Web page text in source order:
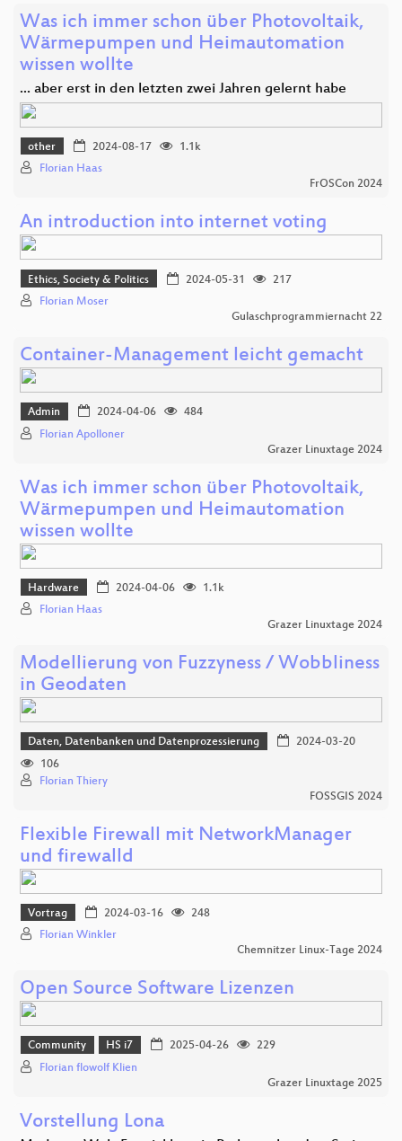
Was ich immer schon über Photovoltaik,
Wärmepumpen und Heimautomation
wissen wollte
... aber erst in den letzten zwei Jahren gelernt habe
other 2024-08-17
1.1k
Florian Haas
FrOSCon 2024
An introduction into internet voting
Ethics, Society & Politics 2024-05-31
217
Florian Moser
Gulaschprogrammiernacht 22
Container-Management leicht gemacht
Admin 2024-04-06
484
Florian Apolloner
Grazer Linuxtage 2024
Was ich immer schon über Photovoltaik,
Wärmepumpen und Heimautomation
wissen wollte
Hardware 2024-04-06
1.1k
Florian Haas
Grazer Linuxtage 2024
Modellierung von Fuzzyness / Wobbliness
in Geodaten
Daten, Datenbanken und Datenprozessierung
2024-03-20
106
Florian Thiery
FOSSGIS 2024
Flexible Firewall mit NetworkManager
und firewalld
Vortrag 2024-03-16
248
Florian Winkler
Chemnitzer Linux-Tage 2024
Open Source Software Lizenzen
Community HS i7 2025-04-26
229
Florian flowolf Klien
Grazer Linuxtage 2025
Vorstellung Lona